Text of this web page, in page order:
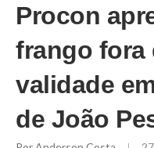
Procon
frango fora
validade
de João